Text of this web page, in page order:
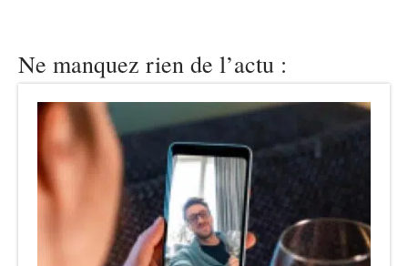
Ne manquez rien de l’actu :